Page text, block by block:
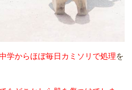
学からほぼ毎日カミソリで処理を